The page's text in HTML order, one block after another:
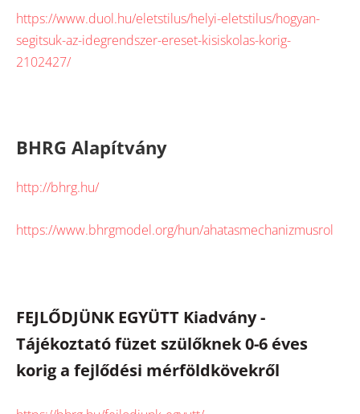
https://www.duol.hu/eletstilus/helyi-eletstilus/hogyan-
segitsuk-az-idegrendszer-ereset-kisiskolas-korig-
2102427/
BHRG Alapítvány
http://bhrg.hu/
https://www.bhrgmodel.org/hun/ahatasmechanizmusrol
FEJLŐDJÜNK EGYÜTT Kiadvány -
Tájékoztató füzet szülőknek 0-6 éves
korig a fejlődési mérföldkövekről